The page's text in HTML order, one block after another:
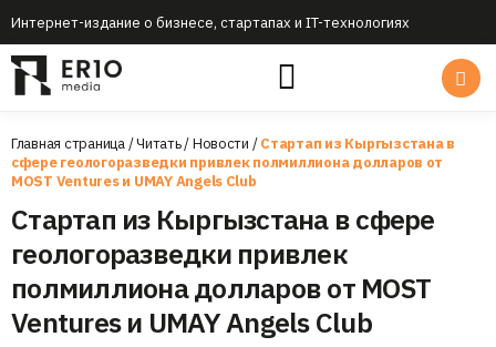
Интернет-издание о бизнесе, стартапах и IT-технологиях
Главная страница/Читать/Новости /Стартап из Кыргызстана в
сфере геологоразведки привлек полмиллиона долларов от
MOST Ventures и UMAY Angels Club
Стартап из Кыргызстана в сфере
геологоразведки привлек
полмиллиона долларов от MOST
Ventures и UMAY Angels Club